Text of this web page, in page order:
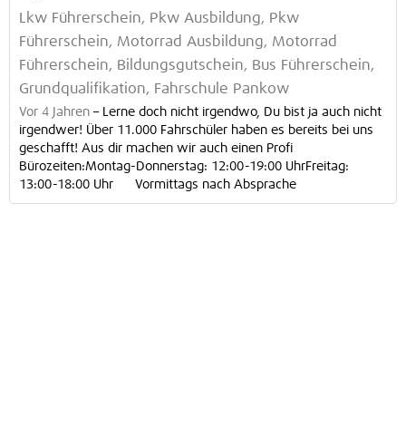
Lkw Führerschein, Pkw Ausbildung, Pkw
Führerschein, Motorrad Ausbildung, Motorrad
Führerschein, Bildungsgutschein, Bus Führerschein,
Grundqualifikation, Fahrschule Pankow
Vor 4 Jahren – Lerne doch nicht irgendwo, Du bist ja auch nicht
irgendwer! Über 11.000 Fahrschüler haben es bereits bei uns
geschafft! Aus dir machen wir auch einen Profi
Bürozeiten:Montag-Donnerstag: 12:00-19:00 UhrFreitag:
13:00-18:00 Uhr Vormittags nach Absprache